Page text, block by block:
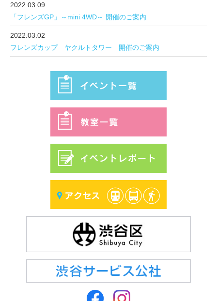
2022.03.09
「フレンズGP」～mini 4WD～ 開催のご案内
2022.03.02
フレンズカップ ヤクルトタワー 開催のご案内